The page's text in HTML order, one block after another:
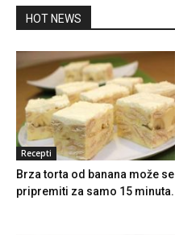
HOT NEWS
Recepti
Brza torta od banana može se
pripremiti za samo 15 minuta.